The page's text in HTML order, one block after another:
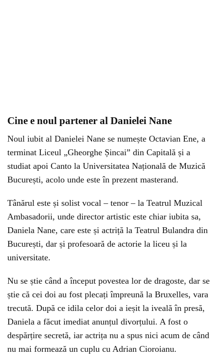
Cine e noul partener al Danielei Nane
Noul iubit al Danielei Nane se numește Octavian Ene, a
terminat Liceul „Gheorghe Șincai” din Capitală și a
studiat apoi Canto la Universitatea Națională de Muzică
București, acolo unde este în prezent masterand.
Tânărul este și solist vocal – tenor – la Teatrul Muzical
Ambasadorii, unde director artistic este chiar iubita sa,
Daniela Nane, care este și actriță la Teatrul Bulandra din
București, dar și profesoară de actorie la liceu și la
universitate.
Nu se știe când a început povestea lor de dragoste, dar se
știe că cei doi au fost plecați împreună la Bruxelles, vara
trecută. După ce idila celor doi a ieșit la iveală în presă,
Daniela a făcut imediat anunțul divorțului. A fost o
despărțire secretă, iar actrița nu a spus nici acum de când
nu mai formează un cuplu cu Adrian Cioroianu.